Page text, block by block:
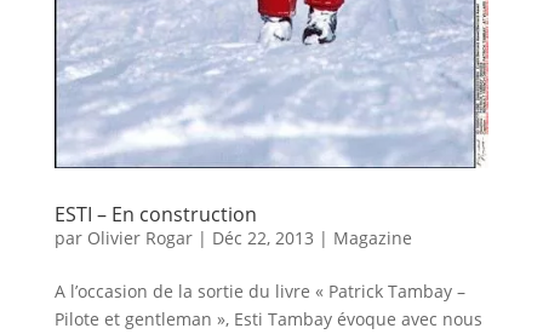
ESTI – En construction
par Olivier Rogar| Déc 22, 2013 | Magazine
A l’occasion de la sortie du livre « Patrick Tambay –
Pilote et gentleman », Esti Tambay évoque avec nous